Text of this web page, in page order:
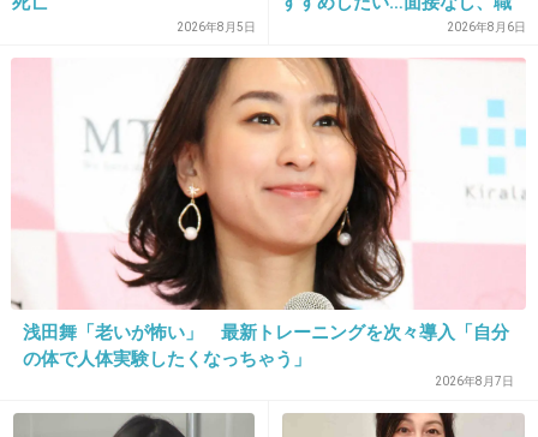
2014/08/10(日) 09:26:12
フジはヤリパンマンが多いからね
+116 -5
2014/08/10(日) 09:26:37
女はむしろ三田が出てるとチャンネル変えるよ
(о´∀`о)
+126 -5
2026年8月5日
場は綺麗、ドリンクバー無料
→賛否両論、場所によって全
然違う「コンビニバイトの方
がマシ」との声も
2026年8月6日
浅田舞「老いが怖い」 最新トレーニングを次々導入「自分
の体で人体実験したくなっちゃう」
2026年8月7日